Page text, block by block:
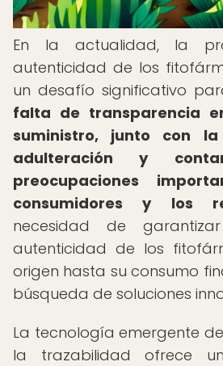
En la actualidad, la
autenticidad de los
un desafío significativo
falta de transparencia
suministro, junto con
adulteración y
preocupaciones
consumidores y los
necesidad de
autenticidad de los
origen hasta su consumo
búsqueda de soluciones
La tecnología emergente
la trazabilidad ofrece